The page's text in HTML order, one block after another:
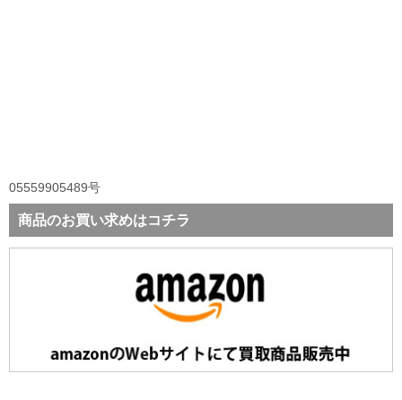
05559905489号
商品のお買い求めはコチラ